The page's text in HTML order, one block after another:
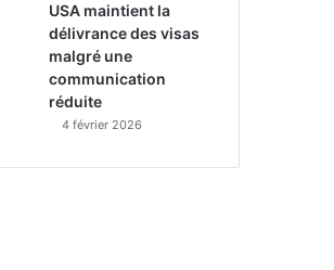
USA maintient la
délivrance des visas
malgré une
communication
réduite
4 février 2026